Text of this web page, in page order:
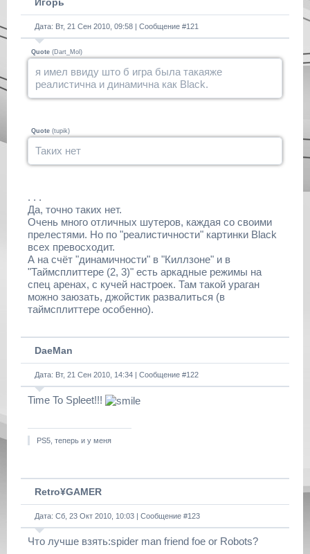
Дата: Вт, 21 Сен 2010, 09:58 | Сообщение #121
Quote (Dart_Mol )
я имел ввиду што б игра была такаяже
реалистична и динамична как Black.
Quote (tupik)
Таких нет
. . .
Да, точно таких нет.
Очень много отличных шутеров, каждая со своими
прелестями. Но по "реалистичности" картинки Black
всех превосходит.
А на счёт "динамичности" в "Киллзоне" и в
"Таймсплиттере (2, 3)" есть аркадные режимы на
спец аренах, с кучей настроек. Там такой ураган
можно заюзать, джойстик развалиться (в
таймсплиттере особенно).
DaeMan
Дата: Вт, 21 Сен 2010, 14:34 | Сообщение #122
Time To Spleet!!!
PS5, теперь и у меня
Retro¥GAMER
Дата: Сб, 23 Окт 2010, 10:03 | Сообщение #123
Что лучше взять:spider man friend foe or Robots?